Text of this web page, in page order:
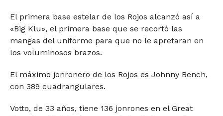
El primera base estelar de los Rojos alcanzó así a
«Big Klu», el primera base que se recortó las
mangas del uniforme para que no le apretaran en
los voluminosos brazos.
El máximo jonronero de los Rojos es Johnny Bench,
con 389 cuadrangulares.
Votto, de 33 años, tiene 136 jonrones en el Great